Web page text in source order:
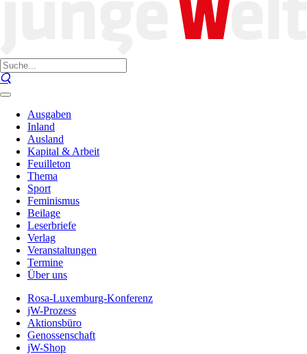
Ausgaben
Inland
Ausland
Kapital & Arbeit
Feuilleton
Thema
Sport
Feminismus
Beilage
Leserbriefe
Verlag
Veranstaltungen
Termine
Über uns
Rosa-Luxemburg-Konferenz
jW-Prozess
Aktionsbüro
Genossenschaft
jW-Shop